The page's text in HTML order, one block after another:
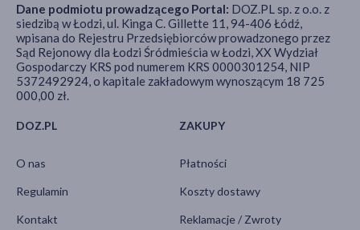
DOZ.PL
O nas
Regulamin
Kontakt
ZAKUPY
Płatności
Koszty dostawy
Reklamacje / Zwroty
Dane podmiotu prowadzącego Portal: DOZ.PL sp. z o.o. z
siedzibą w Łodzi, ul. Kinga C. Gillette 11, 94-406 Łódź,
wpisana do Rejestru Przedsiębiorców prowadzonego przez
Sąd Rejonowy dla Łodzi Śródmieścia w Łodzi, XX Wydział
Gospodarczy KRS pod numerem KRS 0000301254, NIP
5372492924, o kapitale zakładowym wynoszącym 18 725
000,00 zł.